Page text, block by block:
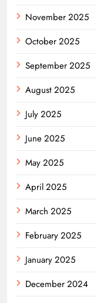
November 2025
October 2025
September 2025
August 2025
July 2025
June 2025
May 2025
April 2025
March 2025
February 2025
January 2025
December 2024